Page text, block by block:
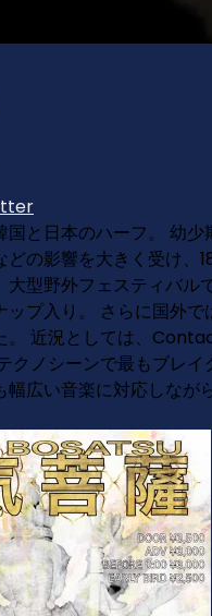
国と日本のハーフ。 幼
どの影響を大きく受け、
大型野外フェスティバ
ップ入り。 さらに国外
。 近況としては、
クノシーンで最もブレ
広い音楽に対応しなが